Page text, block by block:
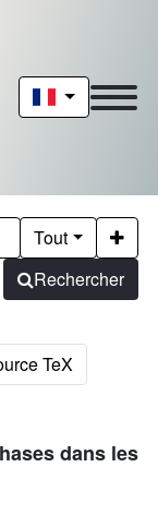
Tout
Rechercher
dans les